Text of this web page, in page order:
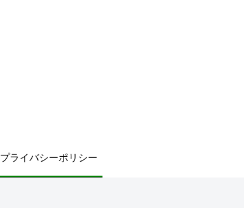
プライバシーポリシー